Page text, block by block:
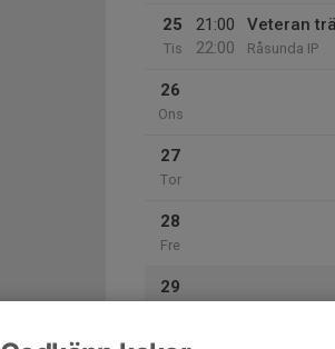
25
Tis
21:00
22:00
Veteran
Råsunda IP
26
Ons
27
Tor
28
Fre
29